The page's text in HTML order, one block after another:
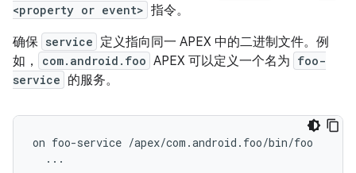
<property or event> 指令。
确保 service 定义指向同一 APEX 中的二进制文件。例
如，
com.android.foo APEX 可以定义一个名为 foo-
service 的服务。
on foo-service /apex/com.android.foo/bin/foo